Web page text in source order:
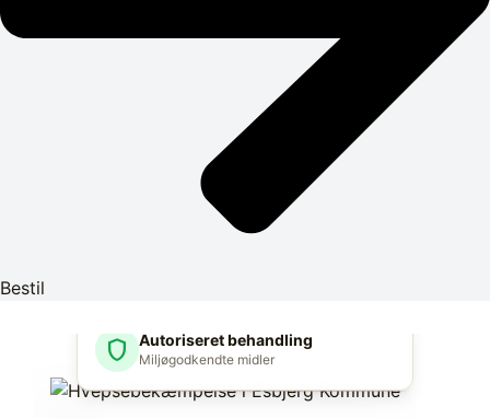
Bestil
shield Autoriseret behandling
Miljøgodkendte midler